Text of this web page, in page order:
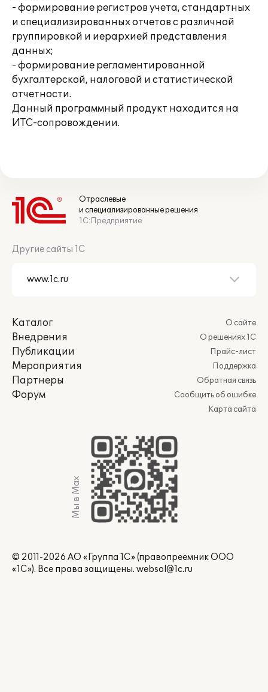
- формирование регистров учета, стандартных
и специализированных отчетов с различной
группировкой и иерархией представления
данных;
- формирование регламентированной
бухгалтерской, налоговой и статистической
отчетности.
Данный программный продукт находится на
ИТС-сопровождении.
Отраслевые
и специализированные решения
1С:Предприятие
Другие сайты 1С
Каталог
Внедрения
Публикации
Мероприятия
Партнеры
Форум
О сайте
О решениях 1С
Прайс-лист
Поддержка
Обратная связь
Сообщить об ошибке
Карта сайта
Мы в Max
© 2011-2026 АО «Группа 1С» (правопреемник ООО
«1С»). Все права защищены. websol@1c.ru